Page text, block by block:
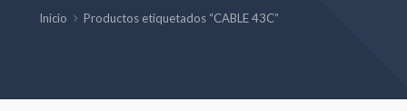
Inicio Productos etiquetados “CABLE 43C”